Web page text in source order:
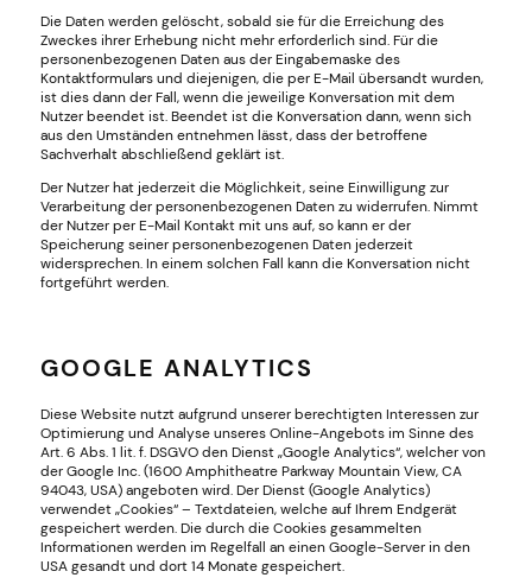
Die Daten werden gelöscht, sobald sie für die Erreichung des
Zweckes ihrer Erhebung nicht mehr erforderlich sind. Für die
personenbezogenen Daten aus der Eingabemaske des
Kontaktformulars und diejenigen, die per E-Mail übersandt wurden,
ist dies dann der Fall, wenn die jeweilige Konversation mit dem
Nutzer beendet ist. Beendet ist die Konversation dann, wenn sich
aus den Umständen entnehmen lässt, dass der betroffene
Sachverhalt abschließend geklärt ist.
Der Nutzer hat jederzeit die Möglichkeit, seine Einwilligung zur
Verarbeitung der personenbezogenen Daten zu widerrufen. Nimmt
der Nutzer per E-Mail Kontakt mit uns auf, so kann er der
Speicherung seiner personenbezogenen Daten jederzeit
widersprechen. In einem solchen Fall kann die Konversation nicht
fortgeführt werden.
GOOGLE ANALYTICS
Diese Website nutzt aufgrund unserer berechtigten Interessen zur
Optimierung und Analyse unseres Online-Angebots im Sinne des
Art. 6 Abs. 1 lit. f. DSGVO den Dienst „Google Analytics“, welcher von
der Google Inc. (1600 Amphitheatre Parkway Mountain View, CA
94043, USA) angeboten wird. Der Dienst (Google Analytics)
verwendet „Cookies“ – Textdateien, welche auf Ihrem Endgerät
gespeichert werden. Die durch die Cookies gesammelten
Informationen werden im Regelfall an einen Google-Server in den
USA gesandt und dort 14 Monate gespeichert.